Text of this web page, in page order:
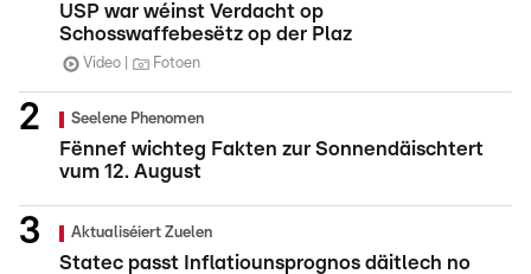
USP war wéinst Verdacht op
Schosswaffebesëtz op der Plaz
Video Fotoen
Seelene Phenomen
Fënnef wichteg Fakten zur Sonnendäischtert
vum 12. August
Aktualiséiert Zuelen
Statec passt Inflatiounsprognos däitlech no